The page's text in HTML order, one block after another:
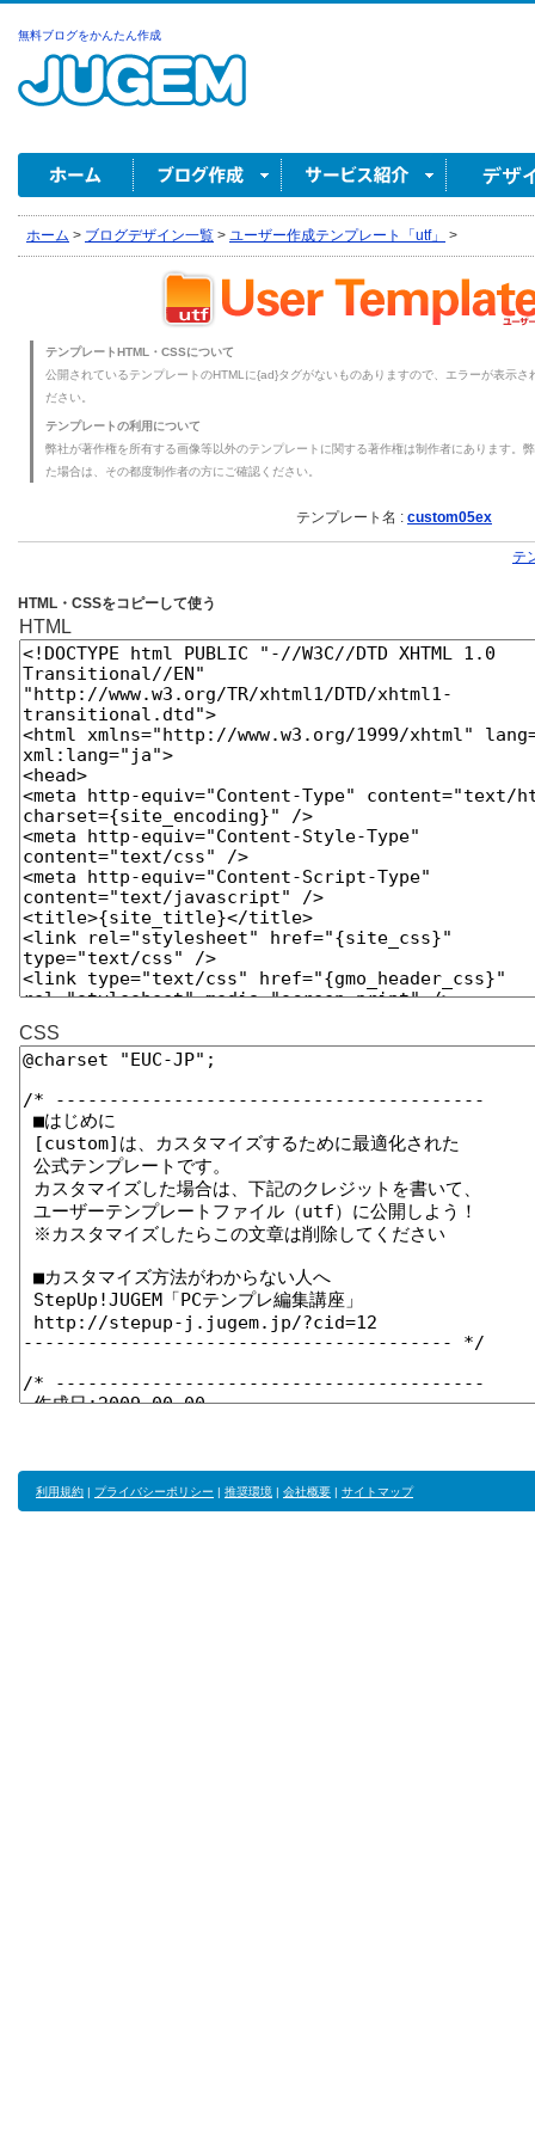
無料ブログをかんたん作成
ホーム > ブログデザイン一覧 > ユーザー作成テンプレート「utf」 >
テンプレートHTML・CSSについて
公開されているテンプレートのHTMLに{ad}タグがないものありますので、エラーが表示
ださい。
テンプレートの利用について
弊社が著作権を所有する画像等以外のテンプレートに関する著作権は制作者にあります。
た場合は、その都度制作者の方にご確認ください。
テンプレート名 : custom05ex
テ
HTML・CSSをコピーして使う
HTML
CSS
利用規約 | プライバシーポリシー | 推奨環境 | 会社概要 | サイトマップ